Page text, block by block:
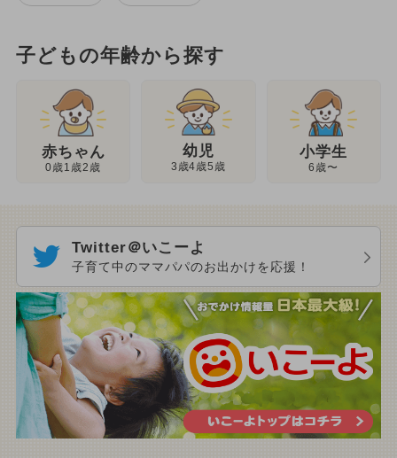
子どもの年齢から探す
赤ちゃん
0歳1歳2歳
幼児
3歳4歳5歳
小学生
6歳〜
Twitter＠いこーよ
子育て中のママパパのお出かけを応援！